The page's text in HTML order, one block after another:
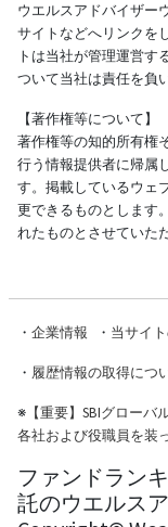
ウエルスアドバイザー
サイトなどへリンクを
トは当社が管理運営す
ついて当社は責任を負
【著作権等について】
著作権等の知的所有権
行う情報提供者に帰属
す。掲載しているウェ
更できるものとします
れたものとさせていた
・ 企業情報 ・ 当サイ
・ 履歴情報の取得につ
※【重要】SBIグローバ
各社および役職員を装
ファンドラン
託のウエルス